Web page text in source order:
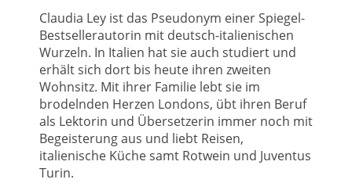
Claudia Ley ist das Pseudonym einer Spiegel-
Bestsellerautorin mit deutsch-italienischen
Wurzeln. In Italien hat sie auch studiert und
erhält sich dort bis heute ihren zweiten
Wohnsitz. Mit ihrer Familie lebt sie im
brodelnden Herzen Londons, übt ihren Beruf
als Lektorin und Übersetzerin immer noch mit
Begeisterung aus und liebt Reisen,
italienische Küche samt Rotwein und Juventus
Turin.